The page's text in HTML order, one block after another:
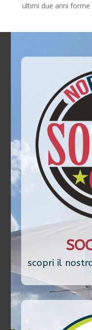
ultimi due anni forme
scopri il